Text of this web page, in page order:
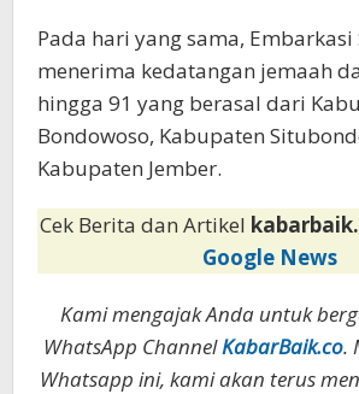
Pada hari yang sama,
menerima kedatangan jemaah
hingga 91 yang berasal dari
Bondowoso, Kabupaten
Kabupaten Jember.
Cek Berita dan Artikel
Google News
Kami mengajak Anda untuk
WhatsApp ChannelKabarBaik.co.
Whatsapp ini, kami akan terus